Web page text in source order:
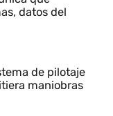
única que
datos del